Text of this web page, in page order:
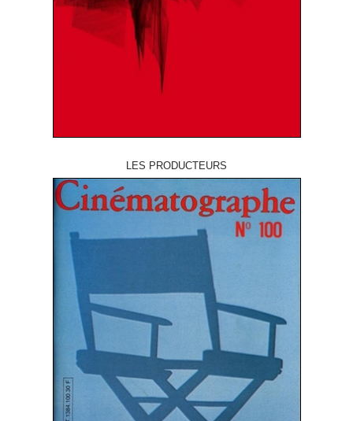
LES PRODUCTEURS